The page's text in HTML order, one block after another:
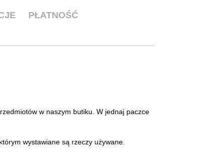
PŁATNOŚĆ
w naszym butiku. W jednaj paczce
wystawiane są rzeczy używane.